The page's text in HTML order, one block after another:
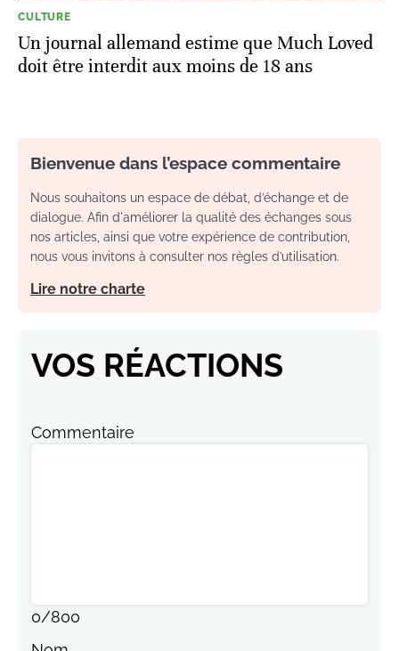
CULTURE
Un journal allemand estime que Much Loved
doit être interdit aux moins de 18 ans
Bienvenue dans l’espace commentaire
Nous souhaitons un espace de débat, d’échange et de
dialogue. Afin d'améliorer la qualité des échanges sous
nos articles, ainsi que votre expérience de contribution,
nous vous invitons à consulter nos règles d’utilisation.
Lire notre charte
VOS RÉACTIONS
Commentaire
0/800